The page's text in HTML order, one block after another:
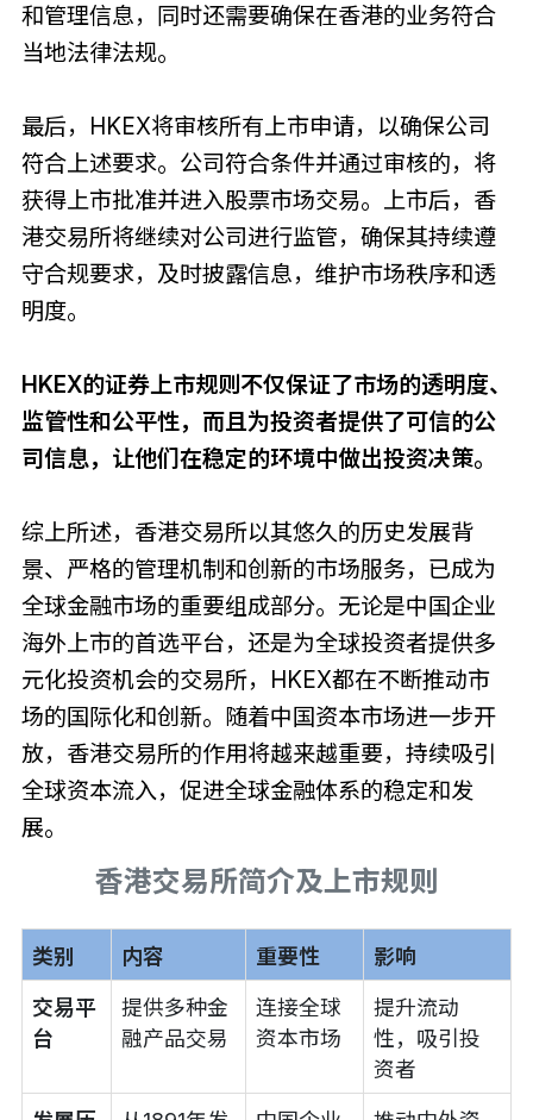
和管理信息，同时还需要确保在香港的业务符合
当地法律法规。
最后，HKEX将审核所有上市申请，以确保公司
符合上述要求。公司符合条件并通过审核的，将
获得上市批准并进入股票市场交易。上市后，香
港交易所将继续对公司进行监管，确保其持续遵
守合规要求，及时披露信息，维护市场秩序和透
明度。
HKEX的证券上市规则不仅保证了市场的透明度、
监管性和公平性，而且为投资者提供了可信的公
司信息，让他们在稳定的环境中做出投资决策。
综上所述，香港交易所以其悠久的历史发展背
景、严格的管理机制和创新的市场服务，已成为
全球金融市场的重要组成部分。无论是中国企业
海外上市的首选平台，还是为全球投资者提供多
元化投资机会的交易所，HKEX都在不断推动市
场的国际化和创新。随着中国资本市场进一步开
放，香港交易所的作用将越来越重要，持续吸引
全球资本流入，促进全球金融体系的稳定和发
展。
香港交易所简介及上市规则
类别 内容 重要性 影响
交易平
台
提供多种金
融产品交易
连接全球
资本市场
提升流动
性，吸引投
资者